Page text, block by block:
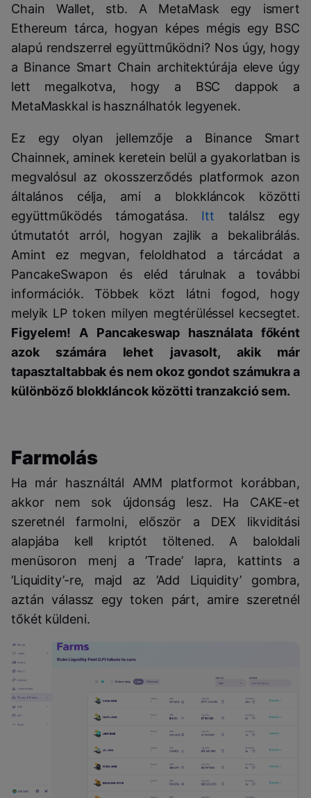
Chain Wallet, stb. A MetaMask egy ismert
Ethereum tárca, hogyan képes mégis egy BSC
alapú rendszerrel együttműködni? Nos úgy, hogy
a Binance Smart Chain architektúrája eleve úgy
lett megalkotva, hogy a BSC dappok a
MetaMaskkal is használhatók legyenek.
Ez egy olyan jellemzője a Binance Smart
Chainnek, aminek keretein belül a gyakorlatban is
megvalósul az okosszerződés platformok azon
általános célja, ami a blokkláncok közötti
együttműködés támogatása. Itt találsz egy
útmutatót arról, hogyan zajlik a bekalibrálás.
Amint ez megvan, feloldhatod a tárcádat a
PancakeSwapon és eléd tárulnak a további
információk. Többek közt látni fogod, hogy
melyik LP token milyen megtérüléssel kecsegtet.
Figyelem! A Pancakeswap használata főként
azok számára lehet javasolt, akik már
tapasztaltabbak és nem okoz gondot számukra a
különböző blokkláncok közötti tranzakció sem.
Farmolás
Ha már használtál AMM platformot korábban,
akkor nem sok újdonság lesz. Ha CAKE-et
szeretnél farmolni, először a DEX likviditási
alapjába kell kriptót töltened. A baloldali
menüsoron menj a ’Trade’ lapra, kattints a
’Liquidity’-re, majd az ’Add Liquidity’ gombra,
aztán válassz egy token párt, amire szeretnél
tőkét küldeni.